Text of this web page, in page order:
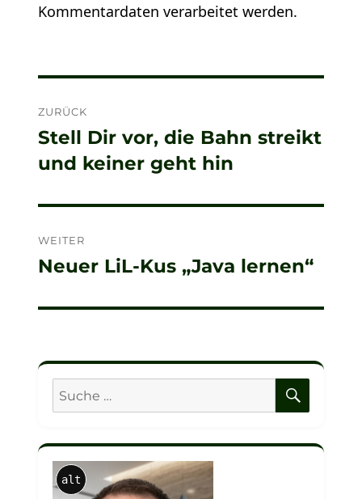
Kommentardaten verarbeitet werden.
ZURÜCK
Vorheriger
Beitrag:
Stell Dir vor, die Bahn streikt
und keiner geht hin
WEITER
Nächster
Neuer LiL-Kus „Java lernen“
Suche
nach:
alt